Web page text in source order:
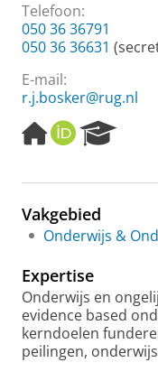
Telefoon:
050 36 36791
050 36 36631
E-mail:
r.j.bosker@rug.nl
H
o
e
a
g
O
R
I
e
c
o
r
t
a
Vakgebied
Onderwijs &
Expertise
Onderwijs en
evidence based
kerndoelen
peilingen,